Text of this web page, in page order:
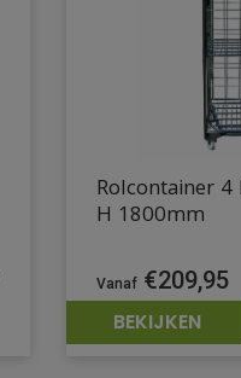
Rolcontainer
H 1800mm
€209,95
BEKIJKEN